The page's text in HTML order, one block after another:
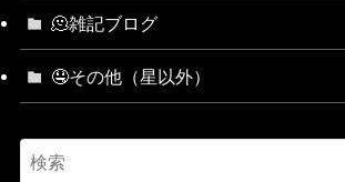
🫠雑記ブログ
🤤その他（星以外）